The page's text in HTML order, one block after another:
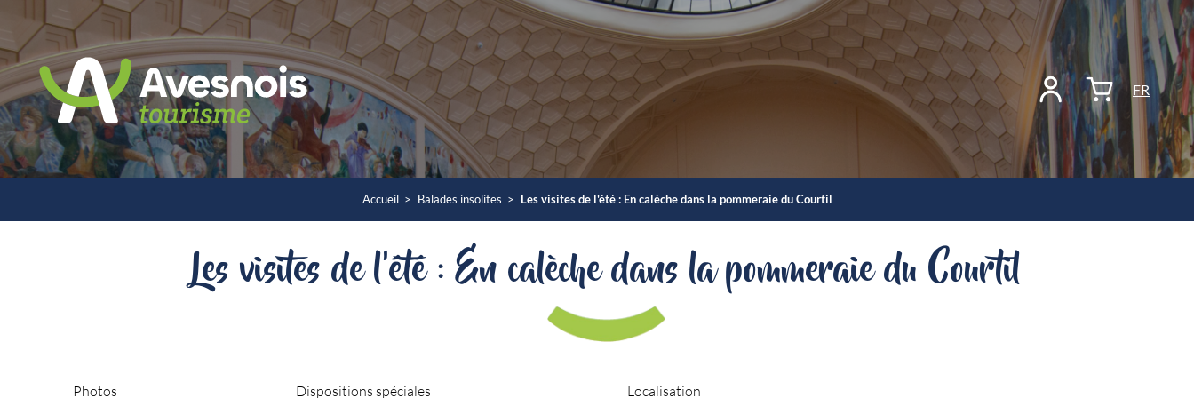
FR
Accueil > Balades insolites > Les visites de l'été : En calèche dans la pommeraie du Courtil
Les visites de l'été : En calèche dans la pommeraie du Courtil
Photos Dispositions spéciales Localisation